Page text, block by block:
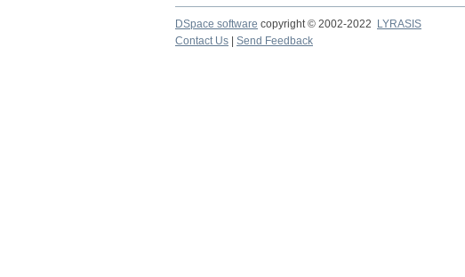
DSpace software copyright © 2002-2022 LYRASIS
Contact Us
Send Feedback